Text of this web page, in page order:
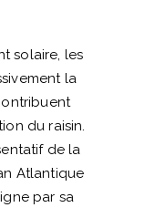
solaire, les
la
du raisin.
de la
Atlantique
par sa